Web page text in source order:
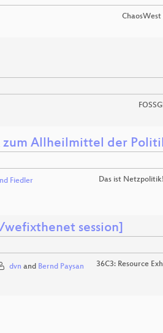
ChaosWest
Allheilmittel der
Fiedler Das ist
session]
dvn and Bernd Paysan 36C3: Resource